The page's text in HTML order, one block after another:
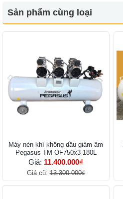
Sản phẩm cùng loại
Máy nén khí không dầu giảm âm
Pegasus TM-OF750x3-180L
Giá: 11.400.000₫
Giá cũ:13.300.000₫